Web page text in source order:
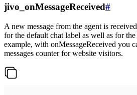
jivo_onMessageReceived#
A new message from the agent is
for the default chat label as well as for
example, with onMessageReceived you
messages counter for website visitors.